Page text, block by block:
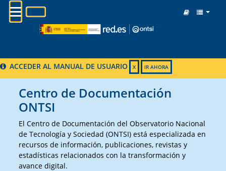
MENU
ACCEDER AL MANUAL DE USUARIO X IR AHORA
Centro de Documentación
ONTSI
El Centro de Documentación del Observatorio Nacional
de Tecnología y Sociedad (ONTSI) está especializada en
recursos de información, publicaciones, revistas y
estadísticas relacionados con la transformación y
avance digital.